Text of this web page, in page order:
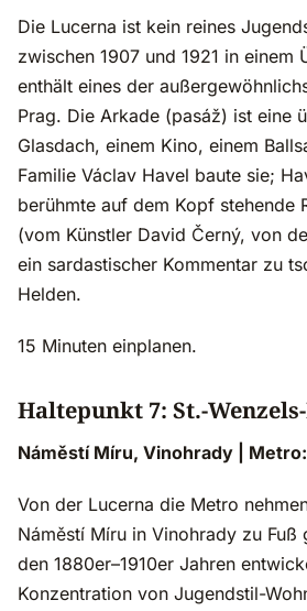
Die Lucerna ist kein reines
zwischen 1907 und 1921 in
enthält eines der
Prag. Die Arkade (pasáž) ist eine
Glasdach, einem Kino, einem
Familie Václav Havel baute sie;
berühmte auf dem Kopf stehende
(vom Künstler David Černý, von
ein sardastischer Kommentar zu
Helden.
15 Minuten einplanen.
Haltepunkt 7: St.-
Náměstí Míru, Vinohrady |
Von der Lucerna die Metro
Náměstí Míru in Vinohrady zu Fuß
den 1880er–1910er Jahren
Konzentration von Jugendstil-